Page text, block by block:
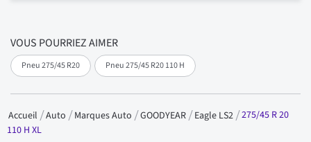
VOUS POURRIEZ AIMER
Pneu 275/45 R20 Pneu 275/45 R20 110 H
Accueil Auto Marques Auto GOODYEAR Eagle LS2 275/45 R 20
110 H XL